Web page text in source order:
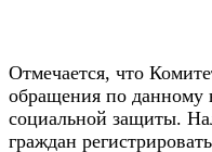
Отмечается, что
обращения по данному
социальной защиты.
граждан